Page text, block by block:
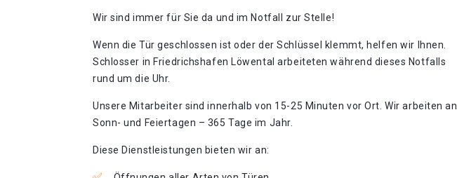
Wir sind immer für Sie da und im Notfall zur Stelle!
Wenn die Tür geschlossen ist oder der Schlüssel klemmt, helfen wir Ihnen.
Schlosser in Friedrichshafen Löwental arbeiteten während dieses Notfalls
rund um die Uhr.
Unsere Mitarbeiter sind innerhalb von 15-25 Minuten vor Ort. Wir arbeiten an
Sonn- und Feiertagen – 365 Tage im Jahr.
Diese Dienstleistungen bieten wir an: